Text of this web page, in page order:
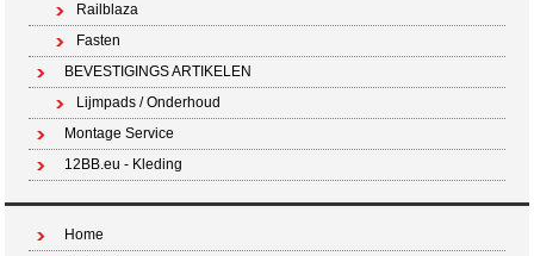
Railblaza
Fasten
BEVESTIGINGS ARTIKELEN
Lijmpads / Onderhoud
Montage Service
12BB.eu - Kleding
Home